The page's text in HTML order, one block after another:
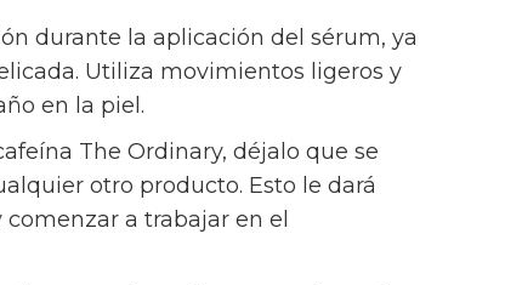
durante la aplicación del sérum, ya
Utiliza movimientos ligeros y
en la piel.
The Ordinary, déjalo que se
otro producto. Esto le dará
a trabajar en el